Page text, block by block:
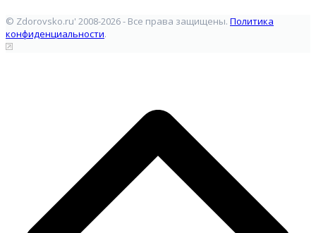
© Zdorovsko.ru' 2008-2026 - Все права защищены. Политика
конфиденциальности.